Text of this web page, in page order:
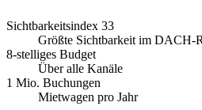
Sichtbarkeitsindex 33
Größte Sichtbarkeit im DACH-
8-stelliges Budget
Über alle Kanäle
1 Mio. Buchungen
Mietwagen pro Jahr